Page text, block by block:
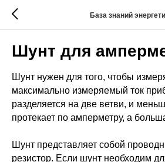
База знаний
Шунт для
Шунт нужен для того, чтобы
максимально измеряемый ток
разделяется на две ветви, и
протекает по амперметру, а
Шунт представляет собой
резистор. Если шунт необходим